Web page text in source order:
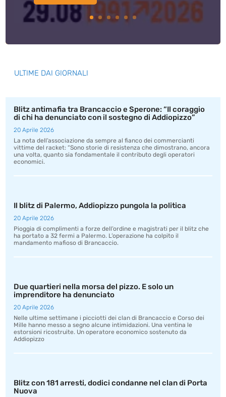
ULTIME DAI GIORNALI
Blitz antimafia tra Brancaccio e Sperone: “Il coraggio
di chi ha denunciato con il sostegno di Addiopizzo”
20 Aprile 2026
La nota dell’associazione da sempre al fianco dei commercianti
vittime del racket: “Sono storie di resistenza che dimostrano, ancora
una volta, quanto sia fondamentale il contributo degli operatori
economici.
Il blitz di Palermo, Addiopizzo pungola la politica
20 Aprile 2026
Pioggia di complimenti a forze dell’ordine e magistrati per il blitz che
ha portato a 32 fermi a Palermo. L’operazione ha colpito il
mandamento mafioso di Brancaccio.
Due quartieri nella morsa del pizzo. E solo un
imprenditore ha denunciato
20 Aprile 2026
Nelle ultime settimane i picciotti dei clan di Brancaccio e Corso dei
Mille hanno messo a segno alcune intimidazioni. Una ventina le
estorsioni ricostruite. Un operatore economico sostenuto da
Addiopizzo
Blitz con 181 arresti, dodici condanne nel clan di Porta
Nuova